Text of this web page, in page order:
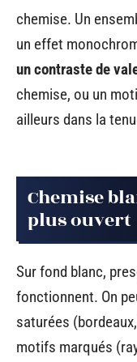
chemise. Un
un effet
un contraste de
chemise, ou un
ailleurs dans la
Chemise
plus ouvert
Sur fond blanc,
fonctionnent. On
saturées
motifs marqués